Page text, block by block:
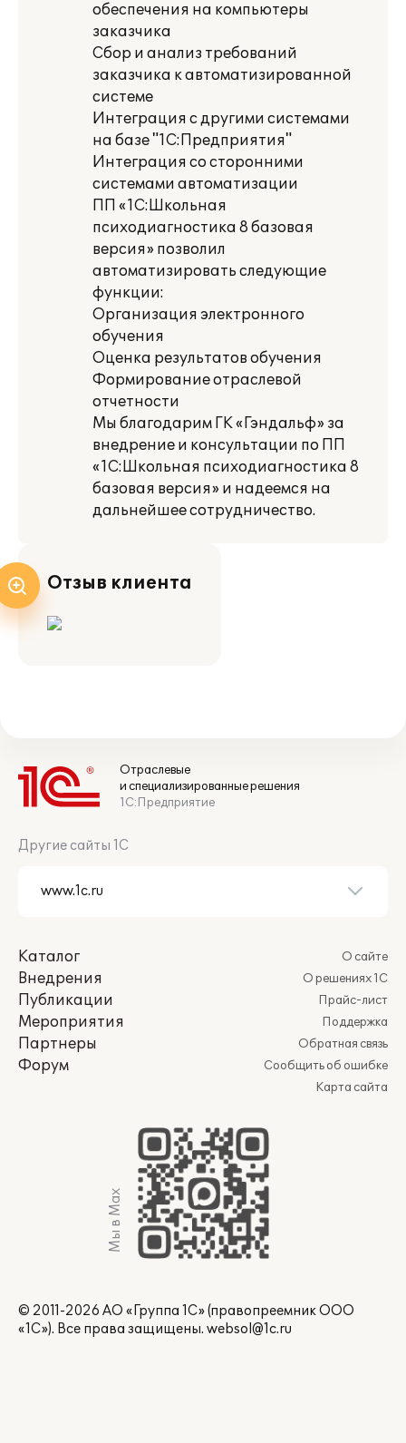
обеспечения на компьютеры
заказчика
Сбор и анализ требований
заказчика к автоматизированной
системе
Интеграция с другими системами
на базе "1С:Предприятия"
Интеграция со сторонними
системами автоматизации
ПП «1С:Школьная
психодиагностика 8 базовая
версия» позволил
автоматизировать следующие
функции:
Организация электронного
обучения
Оценка результатов обучения
Формирование отраслевой
отчетности
Мы благодарим ГК «Гэндальф» за
внедрение и консультации по ПП
«1С:Школьная психодиагностика 8
базовая версия» и надеемся на
дальнейшее сотрудничество.
Отзыв клиента
Отраслевые
и специализированные решения
1С:Предприятие
Другие сайты 1С
Каталог
Внедрения
Публикации
Мероприятия
Партнеры
Форум
О сайте
О решениях 1С
Прайс-лист
Поддержка
Обратная связь
Сообщить об ошибке
Карта сайта
Мы в Max
© 2011-2026 АО «Группа 1С» (правопреемник ООО
«1С»). Все права защищены. websol@1c.ru